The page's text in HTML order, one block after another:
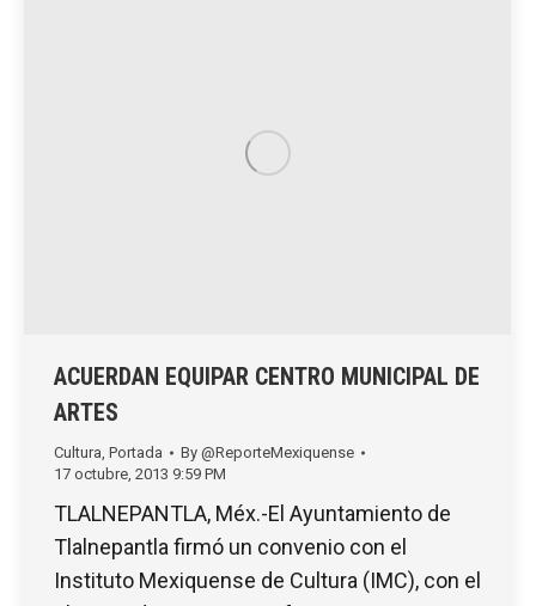
ACUERDAN EQUIPAR CENTRO MUNICIPAL DE
ARTES
Cultura Portada By @ReporteMexiquense
17 octubre, 2013 9:59 PM
TLALNEPANTLA, Méx.-El Ayuntamiento de
Tlalnepantla firmó un convenio con el
Instituto Mexiquense de Cultura (IMC), con el